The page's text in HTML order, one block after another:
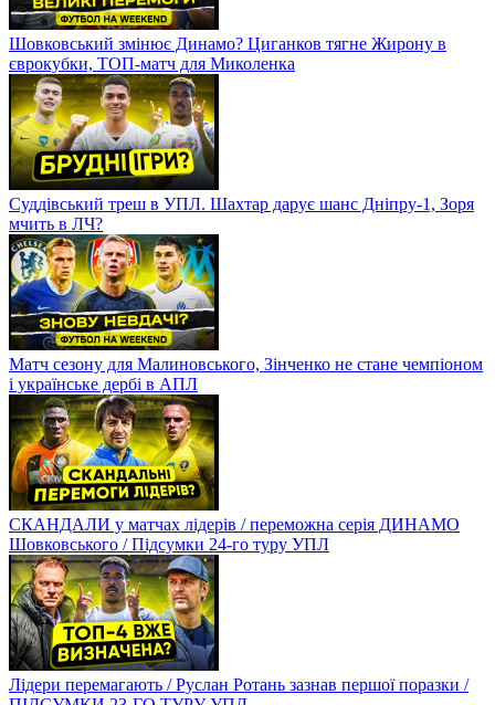
Шовковський змінює Динамо? Циганков тягне Жирону в
єврокубки, ТОП-матч для Миколенка
Суддівський треш в УПЛ. Шахтар дарує шанс Дніпру-1, Зоря
мчить в ЛЧ?
Матч сезону для Малиновського, Зінченко не стане чемпіоном
і українське дербі в АПЛ
СКАНДАЛИ у матчах лідерів / переможна серія ДИНАМО
Шовковського / Підсумки 24-го туру УПЛ
Лідери перемагають / Руслан Ротань зазнав першої поразки /